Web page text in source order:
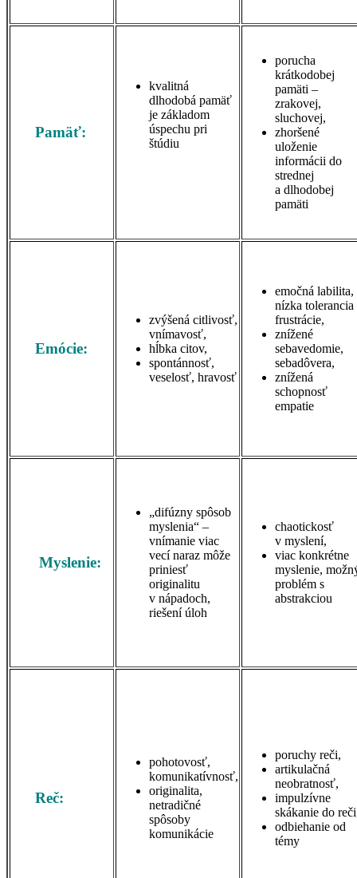
Pamäť:
kvalitná
dlhodobá pamäť
je základom
úspechu pri
štúdiu
porucha
krátkodobej
pamäti –
zrakovej,
sluchovej,
zhoršené
uloženie
informácii do
strednej
a dlhodobej
pamäti
Emócie:
zvýšená citlivosť,
vnímavosť,
hĺbka citov,
spontánnosť,
veselosť, hravosť
emočná labilita,
nízka tolerancia
frustrácie,
znížené
sebavedomie,
sebadôvera,
znížená
schopnosť
empatie
Myslenie:
„difúzny spôsob
myslenia“ –
vnímanie viac
vecí naraz môže
priniesť
originalitu
v nápadoch,
riešení úloh
chaotickosť
v myslení,
viac konkrétne
myslenie,
problém s
abstrakciou
Reč:
pohotovosť,
komunikatívnosť,
originalita,
netradičné
spôsoby
komunikácie
poruchy reči,
artikulačná
neobratnosť,
impulzívne
skákanie do
odbiehanie od
témy